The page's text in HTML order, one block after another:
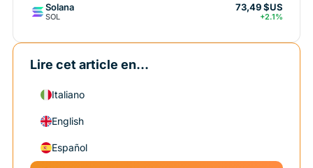
Solana
SOL
73,49 $US
+2.1%
Lire cet article en...
Italiano
English
Español